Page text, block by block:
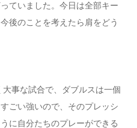
ていました。今日は全部キー
後のことを考えたら肩をどう
事な試合で、ダブルスは一個
ごい強いので、そのプレッシ
に自分たちのプレーができる